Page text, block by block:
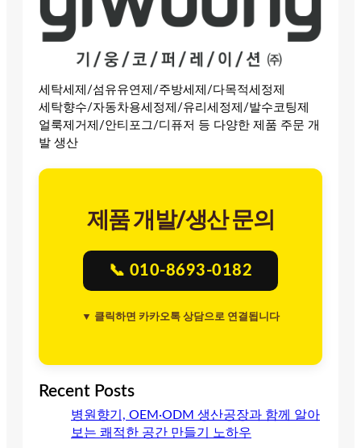
세탁세제/섬유유연제/주방세제/다목적세정제
세탁향수/자동차용세정제/유리세정제/발수코팅제
얼룩제거제/안티포그/디퓨저 등 다양한 제품 주문 개
발 생산
제품 개발/생산 문의
📞 010-8693-0182
▼ 클릭하면 카카오톡 상담으로 연결됩니다
Recent Posts
병원향기, OEM·ODM 생산공장과 함께 알아
보는 쾌적한 공간 만들기 노하우